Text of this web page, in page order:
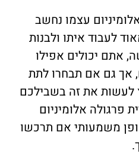
עצמו נחשב
לעבוד איתו ולבנות
אתם יכולים אפילו
אך גם אם תבחרו לתת
לעשות את זה בשבילכם
פרגולה אלומיניום
משמעותי אם תרכשו